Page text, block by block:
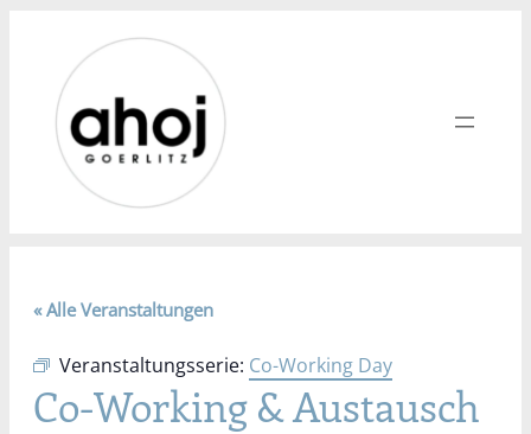
« Alle Veranstaltungen
Veranstaltungsserie: Co-Working Day
Co-Working & Austausch